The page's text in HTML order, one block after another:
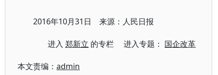
2016年10月31日 来源：人民日报
进入郑新立 的专栏 进入专题： 国企改革
本文责编： admin